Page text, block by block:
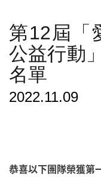
第12屆「
公益行動
名單
2022.11.09
恭喜以下團隊榮獲第